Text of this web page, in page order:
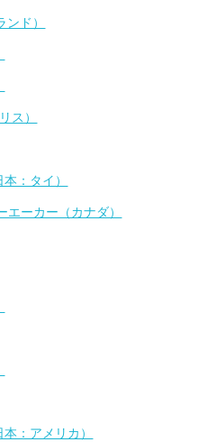
ド）
ス）
：タイ）
エーカー（カナダ）
：アメリカ）